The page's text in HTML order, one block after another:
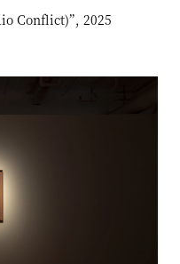
Conflict)”, 2025